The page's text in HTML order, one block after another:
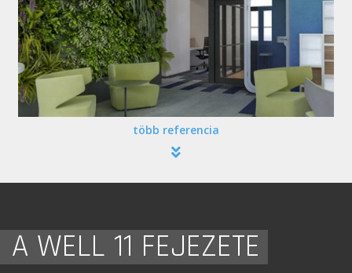
több referencia
A WELL 11 FEJEZETE